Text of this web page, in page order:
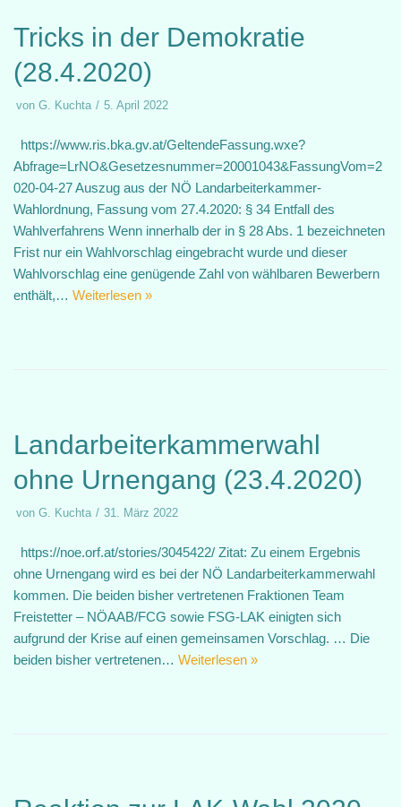
Tricks in der Demokratie
(28.4.2020)
von G. Kuchta 5. April 2022
https://www.ris.bka.gv.at/GeltendeFassung.wxe?
Abfrage=LrNO&Gesetzesnummer=20001043&FassungVom=2
020-04-27 Auszug aus der NÖ Landarbeiterkammer-
Wahlordnung, Fassung vom 27.4.2020: § 34 Entfall des
Wahlverfahrens Wenn innerhalb der in § 28 Abs. 1 bezeichneten
Frist nur ein Wahlvorschlag eingebracht wurde und dieser
Wahlvorschlag eine genügende Zahl von wählbaren Bewerbern
enthält,… Weiterlesen »
Landarbeiterkammerwahl
ohne Urnengang (23.4.2020)
von G. Kuchta 31. März 2022
https://noe.orf.at/stories/3045422/ Zitat: Zu einem Ergebnis
ohne Urnengang wird es bei der NÖ Landarbeiterkammerwahl
kommen. Die beiden bisher vertretenen Fraktionen Team
Freistetter – NÖAAB/FCG sowie FSG-LAK einigten sich
aufgrund der Krise auf einen gemeinsamen Vorschlag. … Die
beiden bisher vertretenen… Weiterlesen »